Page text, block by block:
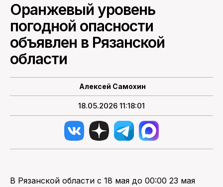
Оранжевый уровень
погодной опасности
объявлен в Рязанской
области
Алексей Самохин
18.05.2026 11:18:01
В Рязанской области с 18 мая до 00:00 23 мая